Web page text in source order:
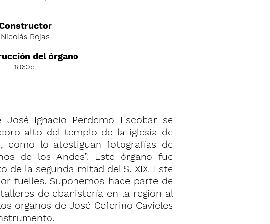
onstructor
Nicolás Rojas
del órgano
1860c.
Ignacio Perdomo Escobar se
alto del templo de la iglesia de
como lo atestiguan fotografías de
de los Andes”. Este órgano fue
la segunda mitad del S. XIX. Este
fuelles. Suponemos hace parte de
de ebanistería en la región al
órganos de José Ceferino Cavieles